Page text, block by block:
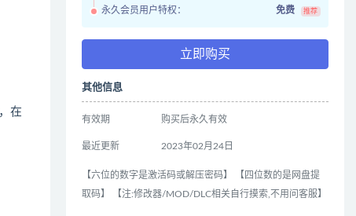
在
永久会员用户特权： 免费 推荐
立即购买
其他信息
有效期 购买后永久有效
最近更新 2023年02月24日
【六位的数字是激活码或解压密码】 【四位数的是网盘提
取码】 【注:修改器/MOD/DLC相关自行摸索,不用问客服】